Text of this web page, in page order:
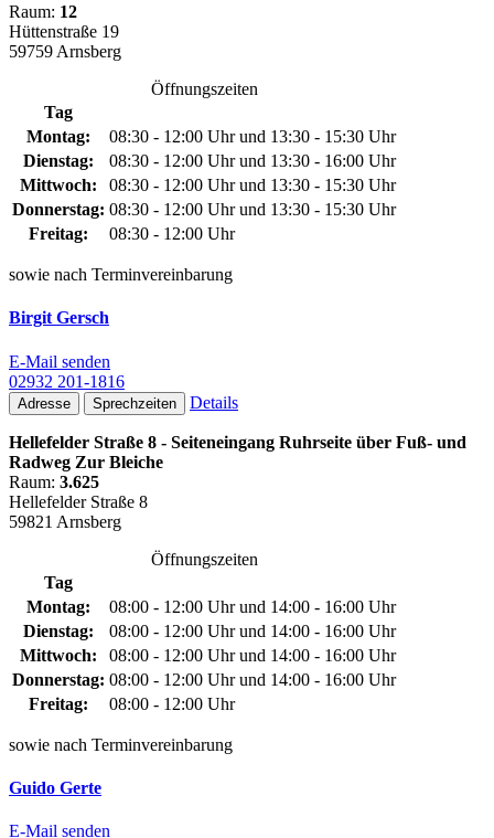
Raum: 12
Hüttenstraße 19
59759 Arnsberg
Öffnungszeiten
Tag
Montag:
08:30 - 12:00 Uhr und 13:30 - 15:30 Uhr
Dienstag:
08:30 - 12:00 Uhr und 13:30 - 16:00 Uhr
Mittwoch:
08:30 - 12:00 Uhr und 13:30 - 15:30 Uhr
Donnerstag: 08:30 - 12:00 Uhr und 13:30 - 15:30 Uhr
Freitag:
08:30 - 12:00 Uhr
sowie nach Terminvereinbarung
Birgit Gersch
E-Mail senden
02932 201-1816
Adresse Sprechzeiten Details
Hellefelder Straße 8 - Seiteneingang Ruhrseite über Fuß- und
Radweg Zur Bleiche
Raum: 3.625
Hellefelder Straße 8
59821 Arnsberg
Öffnungszeiten
Tag
Montag:
08:00 - 12:00 Uhr und 14:00 - 16:00 Uhr
Dienstag:
08:00 - 12:00 Uhr und 14:00 - 16:00 Uhr
Mittwoch:
08:00 - 12:00 Uhr und 14:00 - 16:00 Uhr
Donnerstag: 08:00 - 12:00 Uhr und 14:00 - 16:00 Uhr
Freitag:
08:00 - 12:00 Uhr
sowie nach Terminvereinbarung
Guido Gerte
E-Mail senden